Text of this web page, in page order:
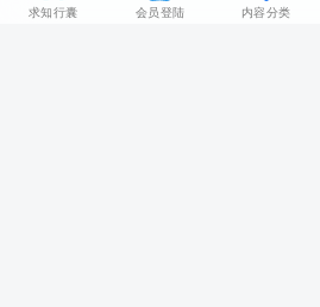
求知行囊 会员登陆 内容分类